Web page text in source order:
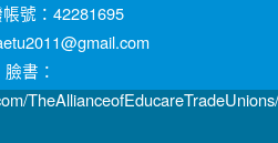
號：42281695
臉書：
TheAllianceofEducareTradeUnions/